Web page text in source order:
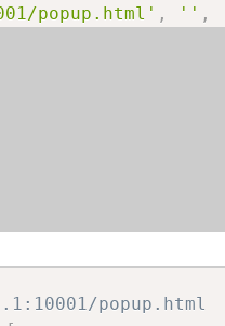
popup.html' , '' ,
popup.html